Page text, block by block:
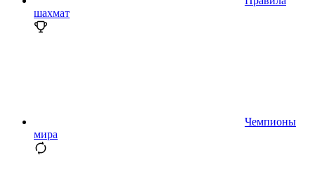
шахмат
Чемпионы
мира